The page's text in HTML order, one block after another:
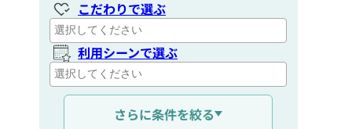
こだわりで選ぶ
利用シーンで選ぶ
通信距離を選ぶ
さらに条件を絞る